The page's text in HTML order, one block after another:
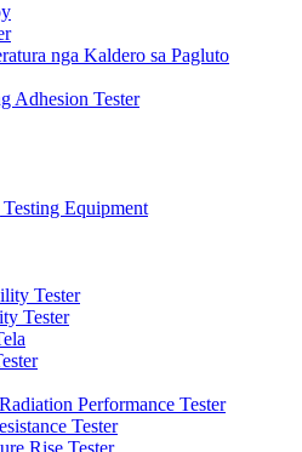
nga Kaldero sa Pagluto
Adhesion Tester
Equipment
Tester
Tester
Performance Tester
Tester
Rise Tester